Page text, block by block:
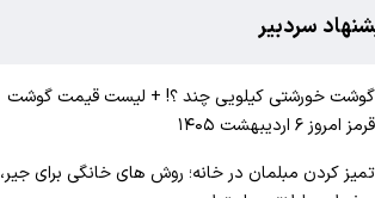
سردبیر
گوشت خورشتی کیلویی چند ؟! + لیست قیمت گوشت
قرمز امروز ۶ اردیبهشت ۱۴۰۵
تمیز کردن مبلمان در خانه؛ روش های خانگی برای جیر،